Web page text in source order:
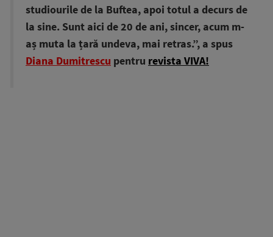
studiourile de la Buftea, apoi totul a decurs de
la sine. Sunt aici de 20 de ani, sincer, acum m-
aș muta la țară undeva, mai retras.”, a spus
Diana Dumitrescu pentru revista VIVA!